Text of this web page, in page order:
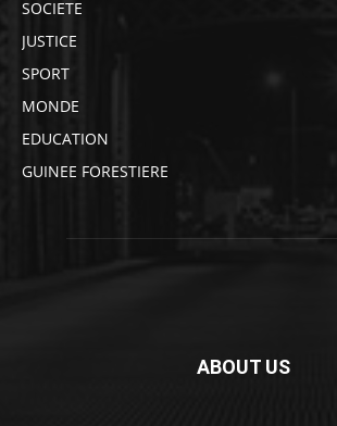
SOCIETE
JUSTICE
SPORT
MONDE
EDUCATION
GUINEE FORESTIERE
ABOUT US